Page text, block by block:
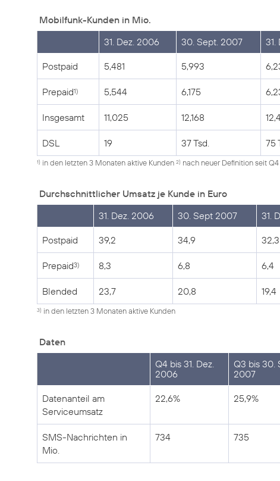
Mobilfunk-Kunden in Mio.
31. Dez. 2006
30. Sept. 2007
Postpaid 5,481 5,993
Prepaid1) 5,544 6,175
Insgesamt 11,025 12,168
DSL 19 37 Tsd. 75
1) in den letzten 3 Monaten aktive Kunden 2) nach neuer Definition seit
Durchschnittlicher Umsatz je Kunde in Euro
31. Dez. 2006
30. Sept 2007 31.
Postpaid 39,2 34,9 32,3
Prepaid3) 8,3 6,8 6,4
Blended 23,7 20,8 19,4
3) in den letzten 3 Monaten aktive Kunden
Daten
Q4 bis 31. Dez.
2006
Q3 bis 30.
2007
Datenanteil am
Serviceumsatz
22,6% 25,9%
SMS-Nachrichten in
Mio.
734 735